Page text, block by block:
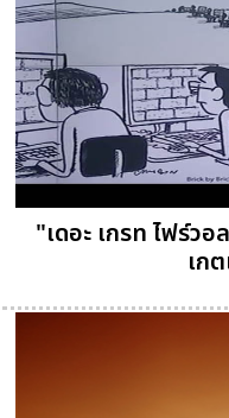
"เดอะ เกรท ไฟร์ว
เก